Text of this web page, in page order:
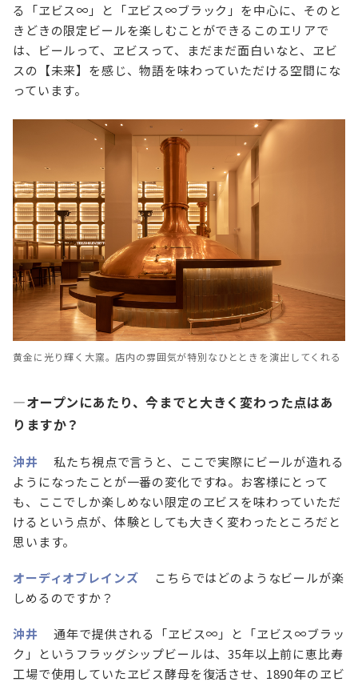
る「ヱビス∞」と「ヱビス∞ブラック」を中心に、そのと
きどきの限定ビールを楽しむことができるこのエリアで
は、ビールって、ヱビスって、まだまだ面白いなと、ヱビ
スの【未来】を感じ、物語を味わっていただける空間にな
っています。
黄金に光り輝く大窯。店内の雰囲気が特別なひとときを演出してくれる
—オープンにあたり、今までと大きく変わった点はあ
りますか？
沖井
私たち視点で言うと、ここで実際にビールが造れる
ようになったことが一番の変化ですね。お客様にとって
も、ここでしか楽しめない限定のヱビスを味わっていただ
けるという点が、体験としても大きく変わったところだと
思います。
オーディオブレインズ
こちらではどのようなビールが楽
しめるのですか？
沖井
通年で提供される「ヱビス∞」と「ヱビス∞ブラッ
ク」というフラッグシップビールは、35年以上前に恵比寿
工場で使用していたヱビス酵母を復活させ、1890年のヱビ